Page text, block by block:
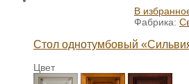
В
Фабрика:
Стол однотумбовый
Цвет